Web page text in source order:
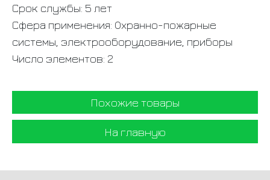
Срок службы: 5 лет
Сфера применения: Охранно-пожарные
системы, электрооборудование, приборы
Число элементов: 2
Похожие товары
На главную